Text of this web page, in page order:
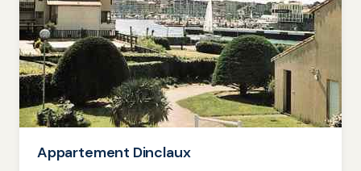
Appartement Dinclaux